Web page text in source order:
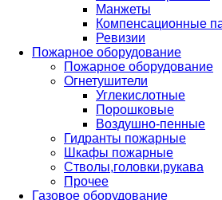
Манжеты
Компенсационные
Ревизии
Пожарное оборудование
Пожарное оборудование
Огнетушители
Углекислотные
Порошковые
Воздушно-пенные
Гидранты пожарные
Шкафы пожарные
Стволы,головки,рукава
Прочее
Газовое оборудование